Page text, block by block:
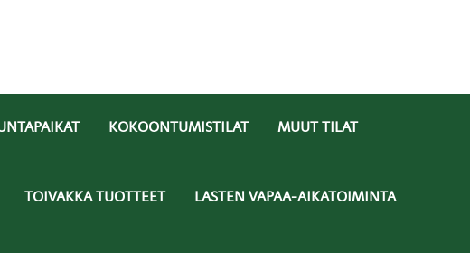
KOKOONTUMISTILAT MUUT TILAT
TOIVAKKA TUOTTEET LASTEN VAPAA-AIKATOIMINTA